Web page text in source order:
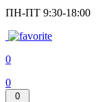
ПН-ПТ 9:30-18:00
0
0
0